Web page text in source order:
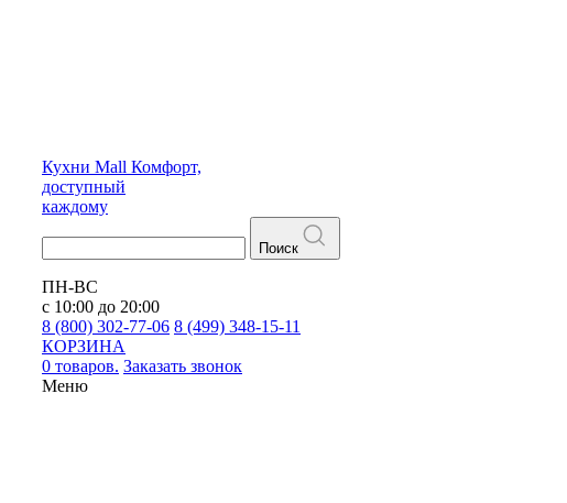
Кухни Mall Комфорт,
доступный
каждому
Поиск
ПН-ВС
с 10:00 до 20:00
8 (800) 302-77-06 8 (499) 348-15-11
КОРЗИНА
0 товаров. Заказать звонок
Меню